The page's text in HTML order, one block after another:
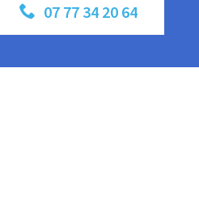
07 77 34 20 64